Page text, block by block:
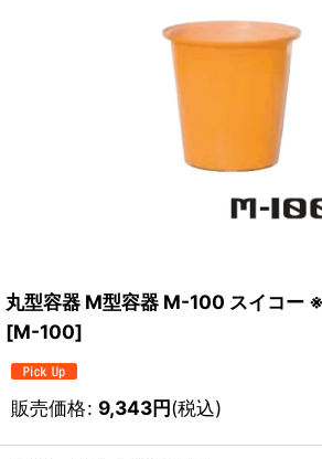
丸型容器 M型容器 M-100 スイコー
[M-100]
販売価格: 9,343円(税込)